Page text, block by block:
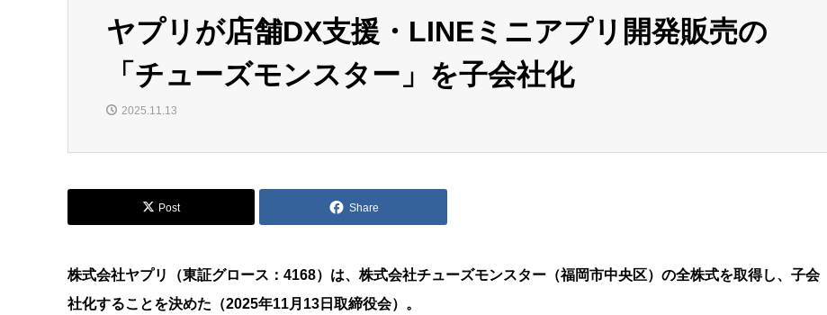
ヤプリが店舗DX支援・LINEミニアプリ開発販売の
「チューズモンスター」を子会社化
2025.11.13
Post Share
株式会社ヤプリ（東証グロース：4168）は、株式会社チューズモンスター（福岡市中央区）の全株式を取得し、子会
社化することを決めた（2025年11月13日取締役会）。